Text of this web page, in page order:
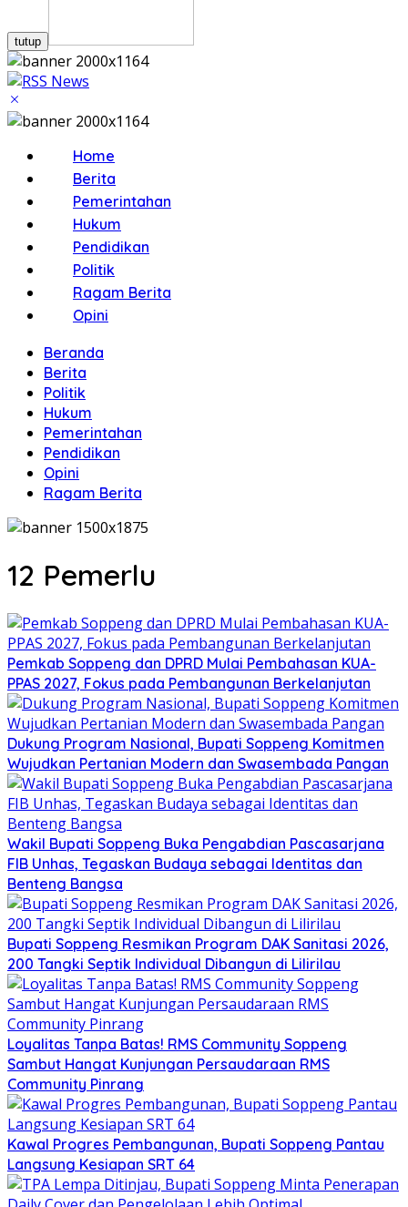
tutup
Home
Berita
Pemerintahan
Hukum
Pendidikan
Politik
Ragam Berita
Opini
Beranda
Berita
Politik
Hukum
Pemerintahan
Pendidikan
Opini
Ragam Berita
12 Pemerlu
Pemkab Soppeng dan DPRD Mulai Pembahasan KUA-
PPAS 2027, Fokus pada Pembangunan Berkelanjutan
Dukung Program Nasional, Bupati Soppeng Komitmen
Wujudkan Pertanian Modern dan Swasembada Pangan
Wakil Bupati Soppeng Buka Pengabdian Pascasarjana
FIB Unhas, Tegaskan Budaya sebagai Identitas dan
Benteng Bangsa
Bupati Soppeng Resmikan Program DAK Sanitasi 2026,
200 Tangki Septik Individual Dibangun di Lilirilau
Loyalitas Tanpa Batas! RMS Community Soppeng
Sambut Hangat Kunjungan Persaudaraan RMS
Community Pinrang
Kawal Progres Pembangunan, Bupati Soppeng Pantau
Langsung Kesiapan SRT 64